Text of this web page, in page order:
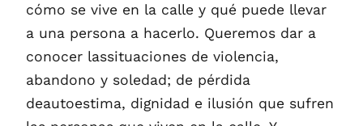
cómo se vive en la calle y qué puede llevar
a una persona a hacerlo. Queremos dar a
conocer lassituaciones de violencia,
abandono y soledad; de pérdida
deautoestima, dignidad e ilusión que sufren